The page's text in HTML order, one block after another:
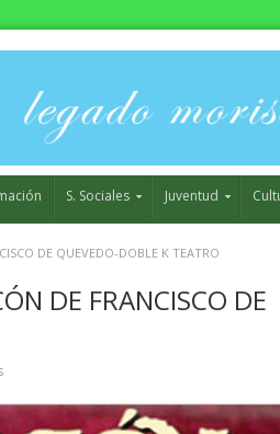
S. Sociales Juventud
DE QUEVEDO-DOBLE K TEATRO
DE FRANCISCO DE